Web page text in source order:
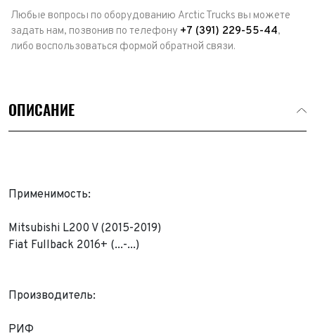
Любые вопросы по оборудованию Arctic Trucks вы можете
задать нам, позвонив по телефону +7 (391) 229-55-44,
либо воспользоваться формой обратной связи.
ОПИСАНИЕ
Применимость:
Mitsubishi L200 V (2015-2019)
Fiat Fullback 2016+ (...-...)
Производитель:
РИФ
Обратная связь